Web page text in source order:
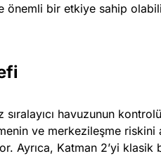
önemli bir etkiye sahip
sıralayıcı havuzunun
ve merkezileşme
Ayrıca, Katman 2’yi